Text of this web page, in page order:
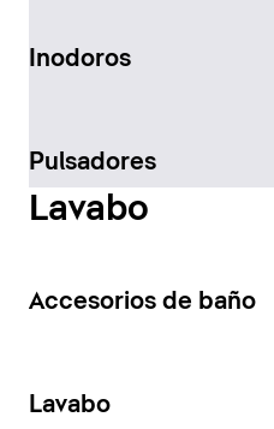
Inodoros
Pulsadores
Lavabo
Accesorios de baño
Lavabo